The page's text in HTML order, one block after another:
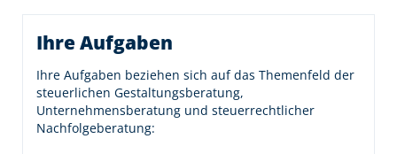
Ihre Aufgaben
Ihre Aufgaben beziehen sich auf das Themenfeld der
steuerlichen Gestaltungsberatung,
Unternehmensberatung und steuerrechtlicher
Nachfolgeberatung: